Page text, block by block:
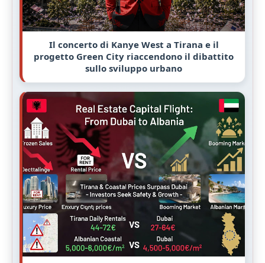
Il concerto di Kanye West a Tirana e il
progetto Green City riaccendono il dibattito
sullo sviluppo urbano